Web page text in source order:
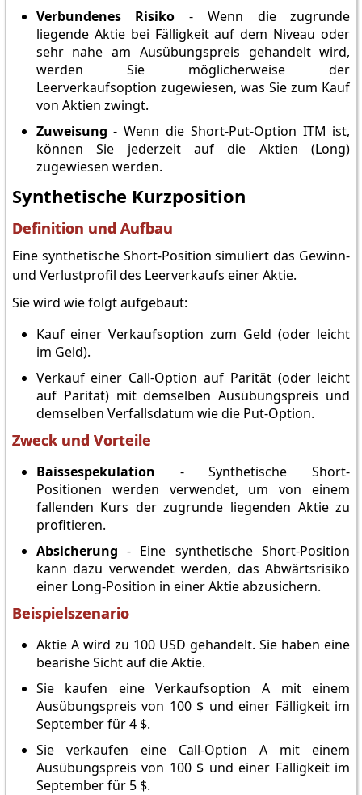
Verbundenes Risiko - Wenn die zugrunde
liegende Aktie bei Fälligkeit auf dem Niveau oder
sehr nahe am Ausübungspreis gehandelt wird,
werden Sie möglicherweise der
Leerverkaufsoption zugewiesen, was Sie zum Kauf
von Aktien zwingt.
Zuweisung - Wenn die Short-Put-Option ITM ist,
können Sie jederzeit auf die Aktien (Long)
zugewiesen werden.
Synthetische Kurzposition
Definition und Aufbau
Eine synthetische Short-Position simuliert das Gewinn-
und Verlustprofil des Leerverkaufs einer Aktie.
Sie wird wie folgt aufgebaut:
Kauf einer Verkaufsoption zum Geld (oder leicht
im Geld).
Verkauf einer Call-Option auf Parität (oder leicht
auf Parität) mit demselben Ausübungspreis und
demselben Verfallsdatum wie die Put-Option.
Zweck und Vorteile
Baissespekulation - Synthetische Short-
Positionen werden verwendet, um von einem
fallenden Kurs der zugrunde liegenden Aktie zu
profitieren.
Absicherung - Eine synthetische Short-Position
kann dazu verwendet werden, das Abwärtsrisiko
einer Long-Position in einer Aktie abzusichern.
Beispielszenario
Aktie A wird zu 100 USD gehandelt. Sie haben eine
bearishe Sicht auf die Aktie.
Sie kaufen eine Verkaufsoption A mit einem
Ausübungspreis von 100 $ und einer Fälligkeit im
September für 4 $.
Sie verkaufen eine Call-Option A mit einem
Ausübungspreis von 100 $ und einer Fälligkeit im
September für 5 $.